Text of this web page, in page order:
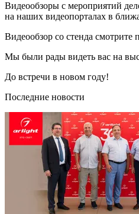
Видеообзоры с мероприятий
на наших видеопорталах в
Видеообзор со стенда смотрите
Мы были рады видеть вас на
До встречи в новом году!
Последние новости